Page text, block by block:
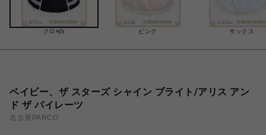
クロ×白 ピンク サックス
ベイビー、ザ スターズ シャイン ブライト/アリス アン
ド ザ パイレーツ
名古屋PARCO